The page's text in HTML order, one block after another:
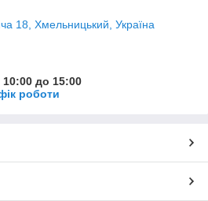
18, Хмельницький, Україна
до 15:00
роботи